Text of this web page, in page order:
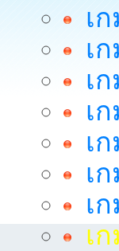
เ
เ
เ
เ
เ
เ
เ
เ